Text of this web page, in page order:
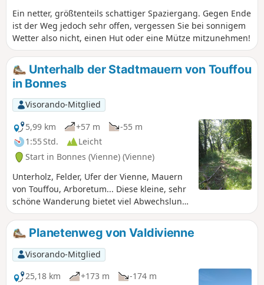
Ein netter, größtenteils schattiger Spaziergang. Gegen Ende
ist der Weg jedoch sehr offen, vergessen Sie bei sonnigem
Wetter also nicht, einen Hut oder eine Mütze mitzunehmen!
Unterhalb der Stadtmauern von Touffou
in Bonnes
Visorando-Mitglied
5,99 km
+57 m
-55 m
1:55 Std.
Leicht
Start in Bonnes (Vienne) (Vienne)
Unterholz, Felder, Ufer der Vienne, Mauern
von Touffou, Arboretum... Diese kleine, sehr
schöne Wanderung bietet viel Abwechslung
und sollte bei trockenem Wetter
unternommen werden.
Planetenweg von Valdivienne
Visorando-Mitglied
25,18 km
+173 m
-174 m